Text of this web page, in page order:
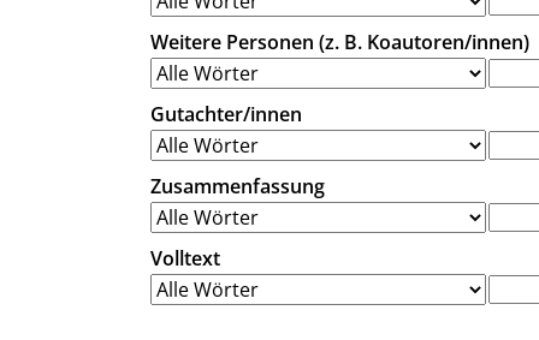
Weitere Personen (z. B. Koautoren/innen)
Gutachter/innen
Zusammenfassung
Volltext